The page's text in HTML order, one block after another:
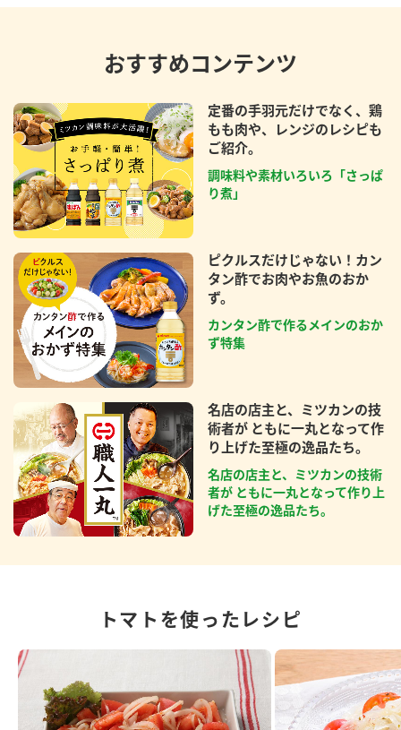
おすすめコンテンツ
定番の手羽元だけでなく、鶏
もも肉や、レンジのレシピも
ご紹介。
調味料や素材いろいろ「さっぱ
り煮」
ピクルスだけじゃない！カン
タン酢でお肉やお魚のおか
ず。
カンタン酢で作るメインのおか
ず特集
名店の店主と、ミツカンの技
術者が ともに一丸となって作
り上げた至極の逸品たち。
名店の店主と、ミツカンの技術
者が ともに一丸となって作り上
げた至極の逸品たち。
トマトを使ったレシピ